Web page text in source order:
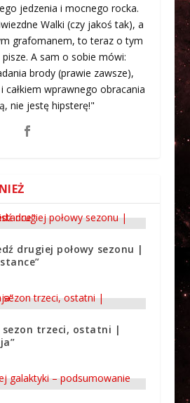
jedzenia i mocnego rocka.
Walki (czy jakoś tak), a
grafomanem, to teraz o tym
pisze. A sam o sobie mówi:
brody (prawie zawsze),
całkiem wprawnego obracania
nie jestę hipsterę!"
drugiej połowy sezonu |
sezon trzeci, ostatni |